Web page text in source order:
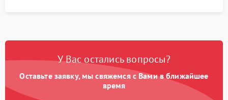
У Вас остались вопросы?
Оставьте заявку, мы свяжемся с Вами в ближайшее
время